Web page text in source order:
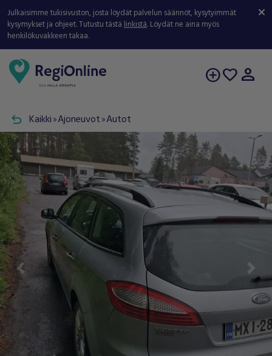
Julkaisimme tukisivuston, josta löydät palvelun säännöt, kysytyimmät
kysymykset ja ohjeet. Tutustu tästälinkistä. Löydät ne aina myös
henkilökuvakkeen takaa.
add_circlefavorite person
undo Kaikki double_arrowAjoneuvot double_arrowAutot
Previous Next